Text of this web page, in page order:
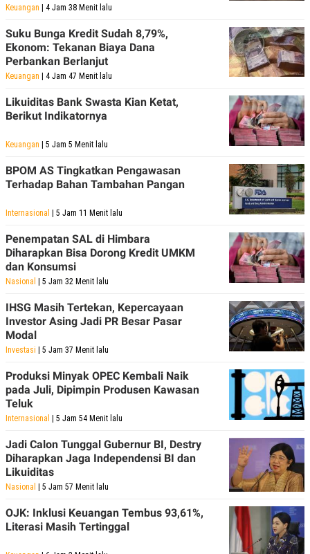
Keuangan | 4 Jam 38 Menit lalu
Suku Bunga Kredit Sudah 8,79%,
Ekonom: Tekanan Biaya Dana
Perbankan Berlanjut
Keuangan | 4 Jam 47 Menit lalu
Likuiditas Bank Swasta Kian Ketat,
Berikut Indikatornya
Keuangan | 5 Jam 5 Menit lalu
BPOM AS Tingkatkan Pengawasan
Terhadap Bahan Tambahan Pangan
Internasional | 5 Jam 11 Menit lalu
Penempatan SAL di Himbara
Diharapkan Bisa Dorong Kredit UMKM
dan Konsumsi
Nasional | 5 Jam 32 Menit lalu
IHSG Masih Tertekan, Kepercayaan
Investor Asing Jadi PR Besar Pasar
Modal
Investasi | 5 Jam 37 Menit lalu
Produksi Minyak OPEC Kembali Naik
pada Juli, Dipimpin Produsen Kawasan
Teluk
Internasional | 5 Jam 54 Menit lalu
Jadi Calon Tunggal Gubernur BI, Destry
Diharapkan Jaga Independensi BI dan
Likuiditas
Nasional | 5 Jam 57 Menit lalu
OJK: Inklusi Keuangan Tembus 93,61%,
Literasi Masih Tertinggal